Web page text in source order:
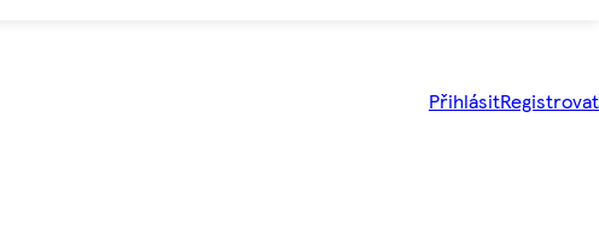
PřihlásitRegistrovat